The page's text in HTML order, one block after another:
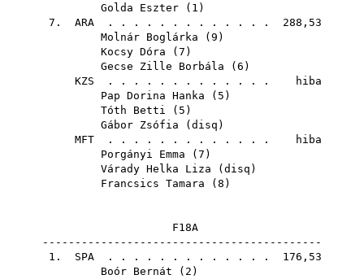
Golda Eszter ( 1 )
7. ARA . . . . . . . . . . . . . 288,53
Molnár Boglárka ( 9 )
Kocsy Dóra ( 7 )
Gecse Zille Borbála ( 6 )
KZS . . . . . . . . . . . . . hiba
Pap Dorina Hanka ( 5 )
Tóth Betti ( 5 )
Gábor Zsófia ( disq )
MFT . . . . . . . . . . . . . hiba
Porgányi Emma ( 7 )
Várady Helka Liza ( disq )
Francsics Tamara ( 8 )
F18A
-------------------------------------------
1. SPA . . . . . . . . . . . . . 176,53
Boór Bernát ( 2 )